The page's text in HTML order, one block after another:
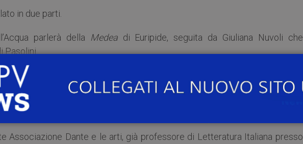
in due parti.
parlerà della Medeadi Euripide, seguita da Giuliana Nuvoli che
Pasolini.
Nuvoli reciterà un suo testo, rivisitazione della figura e della storia di
straziante, al di là di quello che rappresenta nell’immaginario comune.
commenteranno entrambe le parti.
Associazione Dante e le arti, già professore di Letteratura Italiana presso